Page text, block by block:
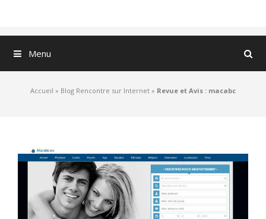
Menu
Accueil » Blog Rencontre sur Internet » Revue et Avis : macabc